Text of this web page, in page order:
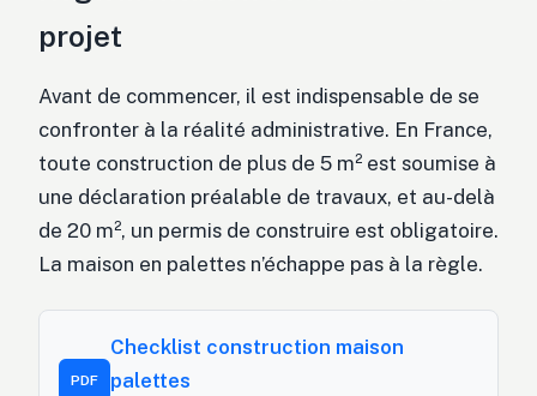
projet
Avant de commencer, il est indispensable de se
confronter à la réalité administrative. En France,
toute construction de plus de 5 m² est soumise à
une déclaration préalable de travaux, et au-delà
de 20 m², un permis de construire est obligatoire.
La maison en palettes n’échappe pas à la règle.
PDF
Checklist construction maison
palettes